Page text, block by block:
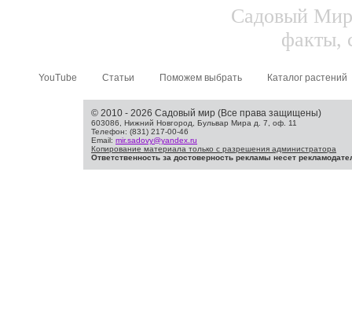
Садовый
факты,
YouTube Статьи Поможем выбрать Каталог растений
© 2010 - 2026 Садовый мир (Все права защищены)
603086, Нижний Новгород, Бульвар Мира д. 7, оф. 11
Телефон: (831) 217-00-46
Email: mir.sadovy@yandex.ru
Копирование материала только с разрешения администратора
Ответственность за достоверность рекламы несет